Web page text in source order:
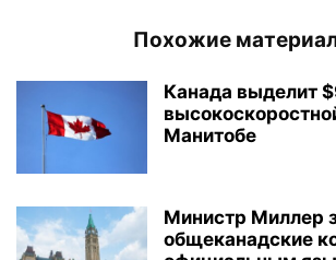
Похожие
Канада выделит
Манитобе
Министр Миллер
общеканадские